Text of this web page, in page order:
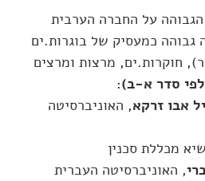
על החברה הערבית
גבוהה כמעסיק של בוגרות.ים
חוקרות.ים, מרצות ומרצים
סדר א-ב):
אבו זרקא, האוניברסיטה
מכללת סכנין
, האוניברסיטה העברית